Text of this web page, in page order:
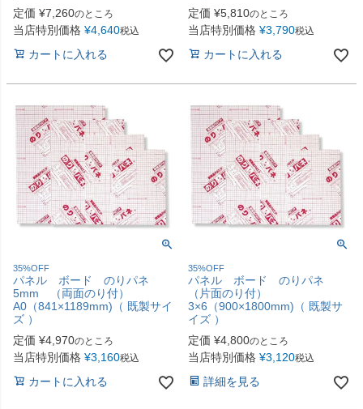
定価 ¥7,260のところ
当店特別価格 ¥4,640税込
カートに入れる
定価 ¥5,810のところ
当店特別価格 ¥3,790税込
カートに入れる
35%OFF
パネル ボード のりパネ
5mm （両面のり付）
A0（841×1189mm)（ 既製サイ
ズ ）
定価 ¥4,970のところ
当店特別価格 ¥3,160税込
カートに入れる
35%OFF
パネル ボード のりパネ
（片面のり付）
3×6（900×1800mm)（ 既製サ
イズ ）
定価 ¥4,800のところ
当店特別価格 ¥3,120税込
詳細を見る